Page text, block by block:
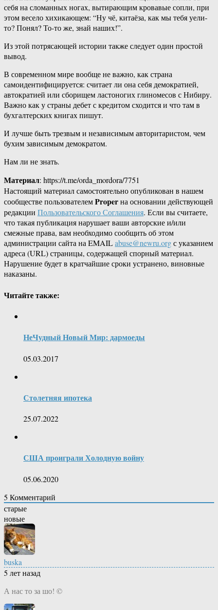
себя на сломанных ногах, вытирающим кровавые сопли, при
этом весело хихикающем: “Ну чё, китаёза, как мы тебя уели-
то? Понял? То-то же, знай наших!”.
Из этой потрясающей истории также следует один простой
вывод.
В современном мире вообще не важно, как страна
самоидентифицируется: считает ли она себя демократией,
автократией или сборищем ластоногих глиномесов с Нибиру.
Важно как у страны дебет с кредитом сходится и что там в
бухгалтерских книгах пишут.
И лучше быть трезвым и независимым авторитаристом, чем
бухим зависимым демократом.
Нам ли не знать.
Материал: https://t.me/orda_mordora/7751
Настоящий материал самостоятельно опубликован в нашем
сообществе пользователемProperна основании действующей
редакции Пользовательского Соглашения. Если вы считаете,
что такая публикация нарушает ваши авторские и/или
смежные права, вам необходимо сообщить об этом
администрации сайта на EMAILabuse@newru.orgс указанием
адреса (URL) страницы, содержащей спорный материал.
Нарушение будет в кратчайшие сроки устранено, виновные
наказаны.
Читайте также:
НеЧудный Новый Мир: дармоеды
05.03.2017
Столетняя ипотека
25.07.2022
США проиграли Холодную войну
05.06.2020
5 Комментарий
старые
новые
buska
5 лет назад
А нас то за шо! ©